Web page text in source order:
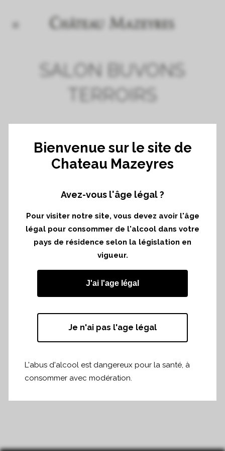
SALON BUVONS
TERROIRS
du salon Buvons Terroirs
Vous voulez vous inscrire, cliquez sur le
lien suivant :
https://www.weezevent.com/buvons-
terroirs
Partager Print page
Bienvenue sur le site de
Chateau Mazeyres
Avez-vous l'âge légal ?
Pour visiter notre site, vous devez avoir l'âge
légal pour consommer de l'alcool dans votre
pays de résidence selon la législation en
vigueur.
J'ai l'age légal
Je n'ai pas l'age légal
L'abus d'alcool est dangereux pour la santé, à
consommer avec modération.